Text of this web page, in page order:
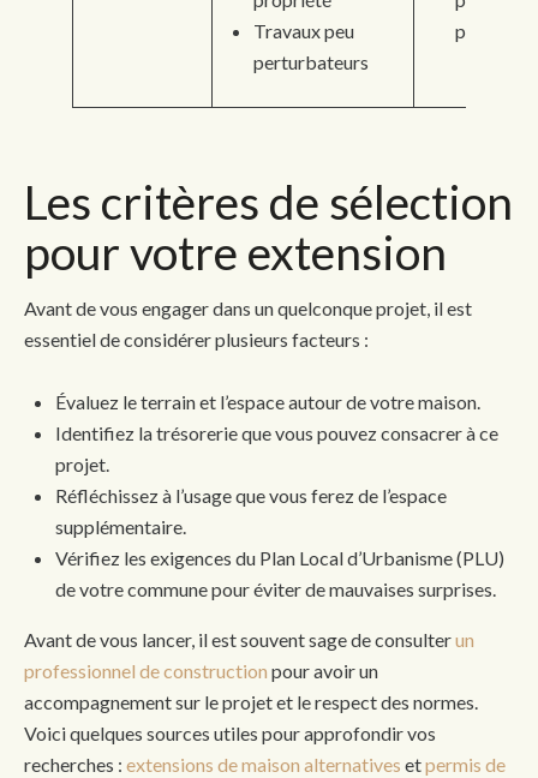
Travaux peu
perturbateurs
plus
Les critères de sélection
pour votre extension
Avant de vous engager dans un quelconque projet, il est
essentiel de considérer plusieurs facteurs :
Évaluez le terrain et l’espace autour de votre maison.
Identifiez la trésorerie que vous pouvez consacrer à ce
projet.
Réfléchissez à l’usage que vous ferez de l’espace
supplémentaire.
Vérifiez les exigences du Plan Local d’Urbanisme (PLU)
de votre commune pour éviter de mauvaises surprises.
Avant de vous lancer, il est souvent sage de consulterun
professionnel de construction pour avoir un
accompagnement sur le projet et le respect des normes.
Voici quelques sources utiles pour approfondir vos
recherches : extensions de maison alternatives etpermis de